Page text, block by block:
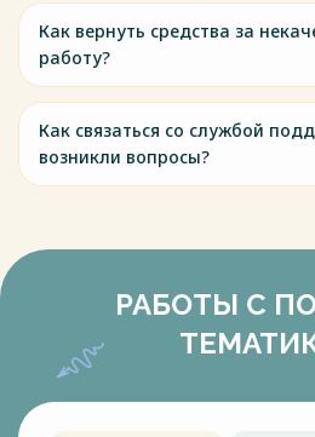
Как вернуть средства за
работу?
Как связаться со службой
возникли вопросы?
РАБОТЫ С